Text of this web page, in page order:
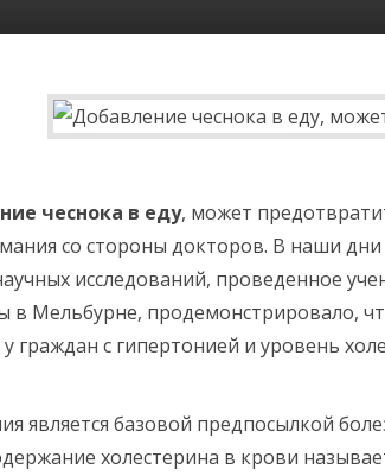
чеснока в еду, может
со стороны докторов. В наши
исследований, проведенное
в Мельбурне, продемонстрировало,
граждан с гипертонией и уровень
является базовой предпосылкой
холестерина в крови